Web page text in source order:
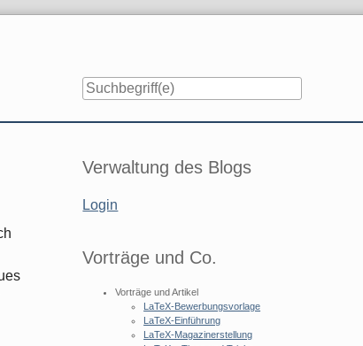
Seitenleiste
Verwaltung des Blogs
Login
Vorträge und Co.
Vorträge und Artikel
LaTeX-Bewerbungsvorlage
LaTeX-Einführung
LaTeX-Magazinerstellung